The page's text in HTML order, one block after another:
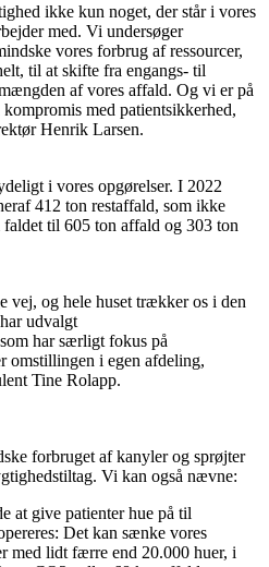
ikke kun noget, der står i vores
med. Vi undersøger
vores forbrug af ressourcer,
til at skifte fra engangs- til
af vores affald. Og vi er på
med patientsikkerhed,
Henrik Larsen.
i vores opgørelser. I 2022
412 ton restaffald, som ikke
faldet til 605 ton affald og 303 ton
vej, og hele huset trækker os i den
udvalgt
har særligt fokus på
omstillingen i egen afdeling,
Tine Rolapp.
forbruget af kanyler og sprøjter
Vi kan også nævne:
at give patienter hue på til
Det kan sænke vores
med lidt færre end 20.000 huer, i